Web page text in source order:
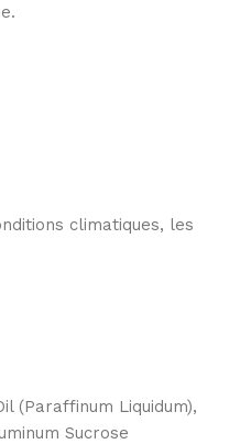
climatiques, les
(Paraffinum Liquidum),
Sucrose